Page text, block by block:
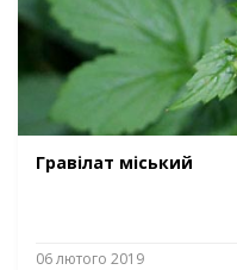
Гравілат міський
06 лютого 2019